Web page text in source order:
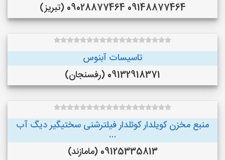
09148877464 09028877464 (تبریز)
تاسيسات آبنوس
09132918371 (رفسنجان)
منبع مخزن کویلدار کوئلدار فیلترشنی سختیگیر دیگ آب
...
09125335813 (مامازند)